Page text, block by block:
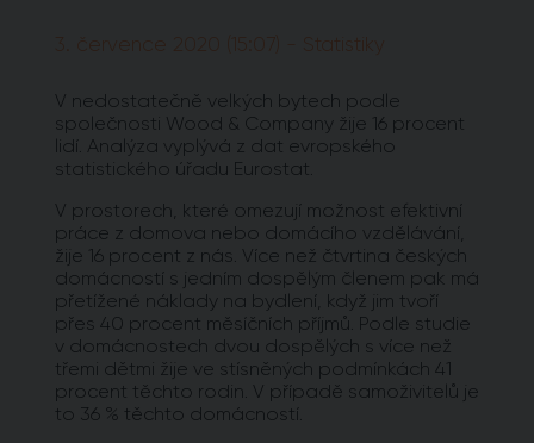
3. července 2020 (15:07) - Statistiky
V nedostatečně velkých bytech podle
společnosti Wood & Company žije 16 procent
lidí. Analýza vyplývá z dat evropského
statistického úřadu Eurostat.
V prostorech, které omezují možnost efektivní
práce z domova nebo domácího vzdělávání,
žije 16 procent z nás. Více než čtvrtina českých
domácností s jedním dospělým členem pak má
přetížené náklady na bydlení, když jim tvoří
přes 40 procent měsíčních příjmů. Podle studie
v domácnostech dvou dospělých s více než
třemi dětmi žije ve stísněných podmínkách 41
procent těchto rodin. V případě samoživitelů je
to 36 % těchto domácností.